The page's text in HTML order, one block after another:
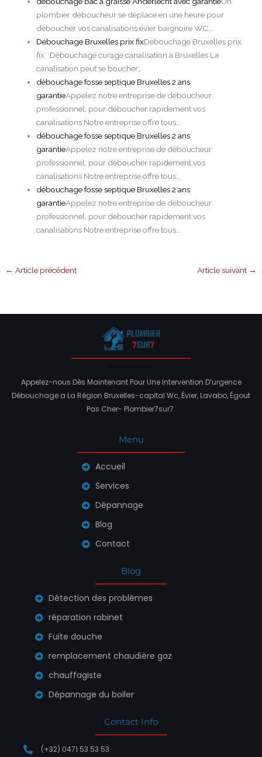
plombier déboucheur se déplace en une heure pour
déboucher vos canalisations évier baignoire WC…
Débouchage Bruxelles prix fixDébouchage Bruxelles prix
fix Débouchage curage canalisation à Bruxelles La
canalisation peut se boucher…
débouchage fosse septique Bruxelles 2 ans
garantieAppelez notre entreprise de déboucheur
professionnel, pour déboucher rapidement vos
canalisations Notre entreprise offre tous…
débouchage fosse septique Bruxelles 2 ans
garantieAppelez notre entreprise de déboucheur
professionnel, pour déboucher rapidement vos
canalisations Notre entreprise offre tous…
débouchage fosse septique Bruxelles 2 ans
garantieAppelez notre entreprise de déboucheur
professionnel, pour déboucher rapidement vos
canalisations Notre entreprise offre tous…
← Article précédent Article suivant →
Appelez-nous Dès Maintenant Pour Une Intervention D’urgence
Débouchage a La Région Bruxelles-capital Wc, Évier, Lavabo, Égout
Pas Cher- Plombier7sur7.
Menu
Accueil
Services
Dépannage
Blog
Contact
Blog
Détection des problèmes
réparation robinet
Fuite douche
remplacement chaudière gaz
chauffagiste
Dépannage du boiler
Contact Info
(+32) 0471 53 53 53